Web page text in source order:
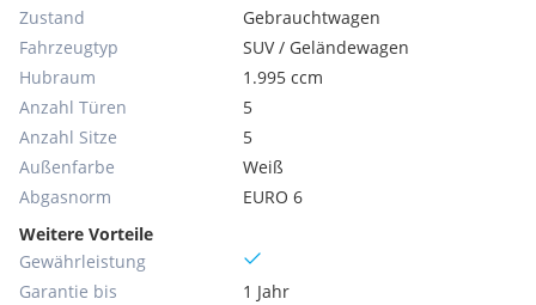
Zustand
Gebrauchtwagen
Fahrzeugtyp
SUV / Geländewagen
Hubraum
1.995 ccm
Anzahl Türen
5
Anzahl Sitze
5
Außenfarbe
Weiß
Abgasnorm
EURO 6
Weitere Vorteile
Gewährleistung
Garantie bis
1 Jahr